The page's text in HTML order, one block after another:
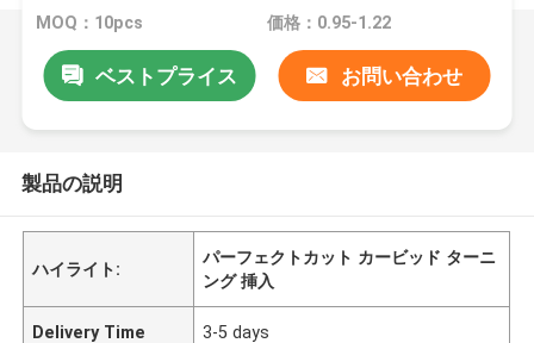
MOQ：10pcs 価格：0.95-1.22
ベストプライス お問い合わせ
製品の説明
ハイライト:
パーフェクトカット カービッド ターニ
ング 挿入
Delivery Time 3-5 days